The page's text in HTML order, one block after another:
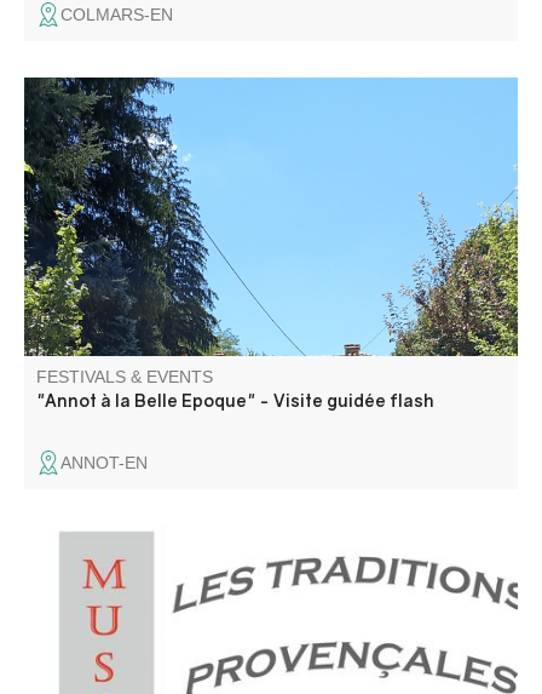
COLMARS-EN
A stroll to discover this resort and the secret corners that
delighted the first holidaymakers at the very beginning of
the 20th century.
FESTIVALS & EVENTS
"Annot à la Belle Epoque" - Visite guidée flash
ANNOT-EN
Annot is located in the Gavot region. We invite you to
discover the richness and particularities of this mountain
territory, through its language and traditions.